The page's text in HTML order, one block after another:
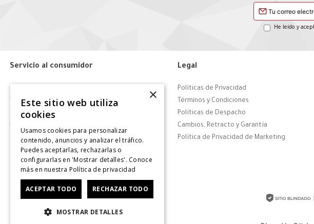
He leído y
Servicio al consumidor
Tiendas
Contáctanos
Giftcard
Solicitar Factura
CyberDay
Legal
Políticas de Privacidad
Términos y Condiciones
Políticas de Despacho
Cambios, Retracto y Garantía
Política de Privacidad de Marketing
×
Este sitio web utiliza
cookies
Usamos cookies para personalizar
contenido, anuncios y analizar el tráfico.
Puedes aceptarlas, rechazarlas o
configurarlas en 'Mostrar detalles'. Conoce
más en nuestra Política de privacidad
ACEPTAR TODO RECHAZAR TODO
MOSTRAR DETALLES